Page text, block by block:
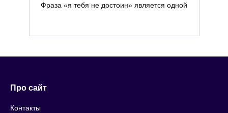
Фраза «я тебя не достоин» является одной
Про сайт
Контакты